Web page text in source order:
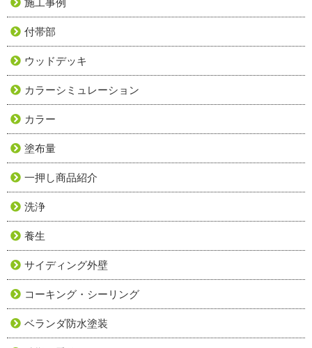
付帯部
ウッドデッキ
カラーシミュレーション
カラー
塗布量
一押し商品紹介
洗浄
養生
サイディング外壁
コーキング・シーリング
ベランダ防水塗装